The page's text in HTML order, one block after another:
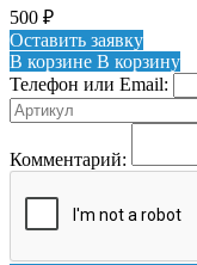
500 ₽
Оставить заявку
В корзине В корзину
Телефон или Email:
Комментарий: